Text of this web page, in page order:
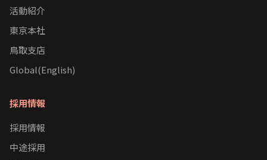
活動紹介
東京本社
鳥取支店
Global(English)
採用情報
採用情報
中途採用